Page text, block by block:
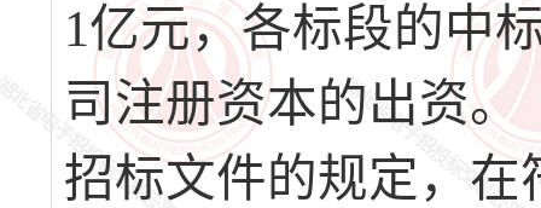
1亿元，各标段的中
司注册资本的出资
招标文件的规定，